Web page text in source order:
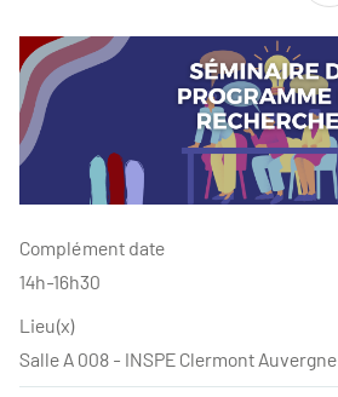
Complément date
14h-16h30
Lieu(x)
Salle A 008 - INSPE Clermont Auvergne